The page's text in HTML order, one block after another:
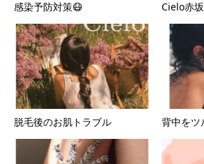
感染予防対策😷 Cielo赤
脱毛後のお肌トラブル 背中をツ